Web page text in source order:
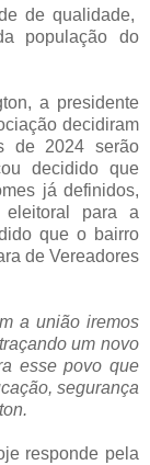
de qualidade,
população do
a presidente
decidiram
de 2024 serão
decidido que
já definidos,
para a
queo bairro
de Vereadores
a união iremos
um novo
esse povo que
segurança
responde pela